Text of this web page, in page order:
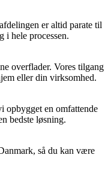
er altid parate til
i hele processen.
overflader. Vores tilgang
eller din virksomhed.
opbygget en omfattende
bedste løsning.
så du kan være